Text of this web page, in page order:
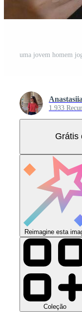
1.933
Grátis
Reimagine esta
Coleção